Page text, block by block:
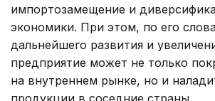
импортозамещение и
экономики. При этом, по его
дальнейшего развития и
предприятие может не только
на внутреннем рынке, но и